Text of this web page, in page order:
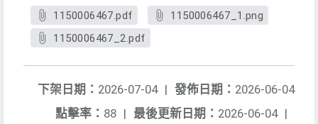
1150006467.pdf
1150006467_1.png
1150006467_2.pdf
發佈日期： 2026-06-04
下架日期： 2026-07-04 |
最後更新日期： 2026-06-04 |
點擊率： 88 |